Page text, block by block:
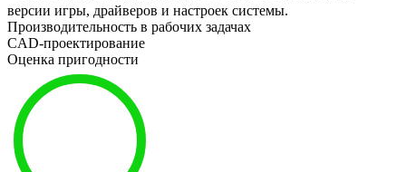
версии игры, драйверов и настроек системы.
Производительность в рабочих задачах
CAD-проектирование
Оценка пригодности